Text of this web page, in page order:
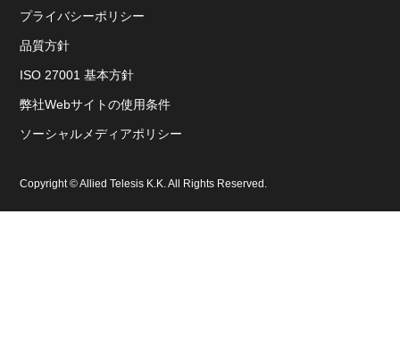
プライバシーポリシー
品質方針
ISO 27001 基本方針
弊社Webサイトの使用条件
ソーシャルメディアポリシー
Copyright © Allied Telesis K.K. All Rights Reserved.